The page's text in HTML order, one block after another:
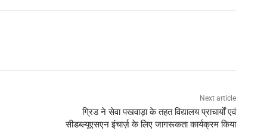
Next article
ग्रिड ने सेवा पखवाड़ा के तहत विद्यालय प्राचार्यों एवं
सीडब्ल्यूएसएन इंचार्ज़ के लिए जागरूकता कार्यक्रम किया